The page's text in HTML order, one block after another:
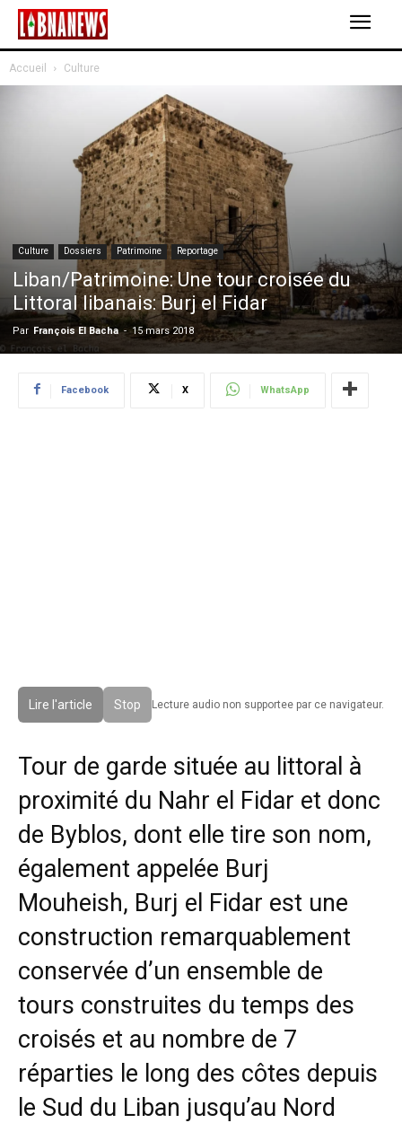
Accueil Culture
Culture Dossiers Patrimoine Reportage
Liban/Patrimoine: Une tour croisée du
Littoral libanais: Burj el Fidar
Par François El Bacha - 15 mars 2018
Facebook X WhatsApp
Lire l'article Stop Lecture audio non supportee par ce navigateur.
Tour de garde située au littoral à
proximité du Nahr el Fidar et donc
de Byblos, dont elle tire son nom,
également appelée Burj
Mouheish, Burj el Fidar est une
construction remarquablement
conservée d’un ensemble de
tours construites du temps des
croisés et au nombre de 7
réparties le long des côtes depuis
le Sud du Liban jusqu’au Nord